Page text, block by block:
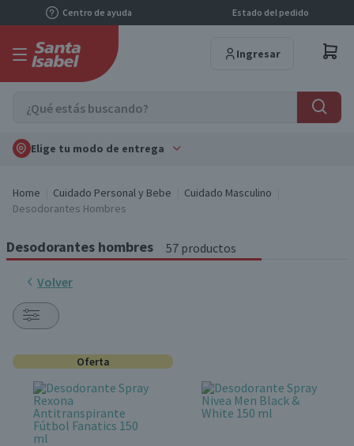
Centro de ayuda Estado del pedido
Ingresar
Elige tu modo de entrega
Home Cuidado Personal y Bebe
Cuidado Masculino
Desodorantes Hombres
Desodorantes hombres 57 productos
Volver
Oferta